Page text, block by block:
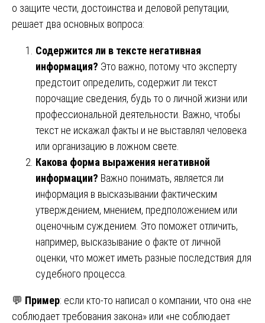
о защите чести, достоинства и деловой репутации,
решает два основных вопроса:
Содержится ли в тексте негативная
информация? Это важно, потому что эксперту
предстоит определить, содержит ли текст
порочащие сведения, будь то о личной жизни или
профессиональной деятельности. Важно, чтобы
текст не искажал факты и не выставлял человека
или организацию в ложном свете.
Какова форма выражения негативной
информации? Важно понимать, является ли
информация в высказывании фактическим
утверждением, мнением, предположением или
оценочным суждением. Это поможет отличить,
например, высказывание о факте от личной
оценки, что может иметь разные последствия для
судебного процесса.
💬 Пример: если кто-то написал о компании, что она «не
соблюдает требования закона» или «не соблюдает